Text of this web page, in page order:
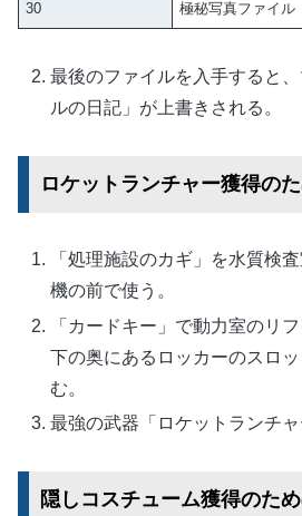
30 極秘写真ファイル
最後のファイルを入手すると
ルの日記」が上書きされる。
ロケットランチャー獲得の
「処理施設のカギ」を水質検
機の前で使う。
「カードキー」で動力室のリ
下の奥にあるロッカーのスロ
む。
最強の武器「ロケットランチャ
隠しコスチューム獲得のた